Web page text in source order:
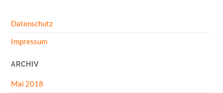
Datenschutz
Impressum
ARCHIV
Mai 2018